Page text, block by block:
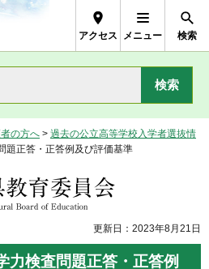
Prefecture
アクセス メニュー 検索
の方へ > 過去の公立高等学校入学者選抜情
題正答・正答例及び評価基準
員会
更新日：2023年8月21日
力検査問題正答・正答例